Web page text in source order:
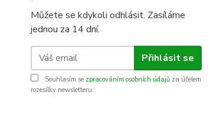
Můžete se kdykoli odhlásit. Zasíláme
jednou za 14 dní.
Přihlásit se
Souhlasím se zpracováním osobních údajů za účelem
rozesílky newsletteru.